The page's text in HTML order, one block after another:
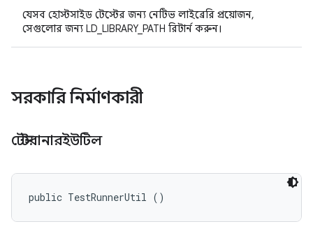
যেসব হোস্টসাইড টেস্টের জন্য নেটিভ লাইব্রেরি প্রয়োজন,
সেগুলোর জন্য LD_LIBRARY_PATH রিটার্ন করুন।
সরকারি নির্মাণকারী
টেস্টরানারইউটিল
public TestRunnerUtil ()